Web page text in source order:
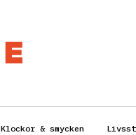
Klockor & smycken